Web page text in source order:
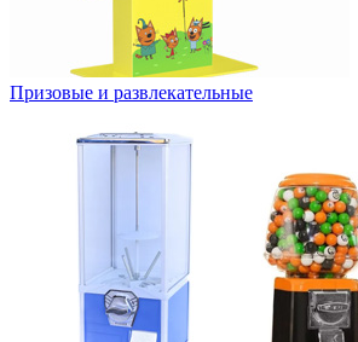
Призовые и развлекательные